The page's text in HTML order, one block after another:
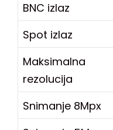
BNC izlaz
Spot izlaz
Maksimalna
rezolucija
Snimanje 8Mpx